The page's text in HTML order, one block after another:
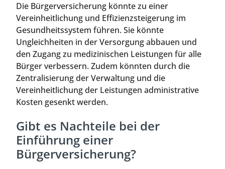
Die Bürgerversicherung könnte zu einer
Vereinheitlichung und Effizienzsteigerung im
Gesundheitssystem führen. Sie könnte
Ungleichheiten in der Versorgung abbauen und
den Zugang zu medizinischen Leistungen für alle
Bürger verbessern. Zudem könnten durch die
Zentralisierung der Verwaltung und die
Vereinheitlichung der Leistungen administrative
Kosten gesenkt werden.
Gibt es Nachteile bei der
Einführung einer
Bürgerversicherung?